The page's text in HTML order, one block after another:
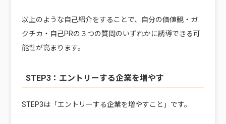
以上のような自己紹介をすることで、自分の価値観・ガ
クチカ・自己PRの３つの質問のいずれかに誘導できる可
能性が高まります。
STEP3：エントリーする企業を増やす
STEP3は「エントリーする企業を増やすこと」です。